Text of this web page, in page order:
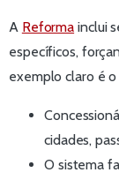
A Reforma inclui
específicos,
exemplo claro é o
cidades,
O sistema